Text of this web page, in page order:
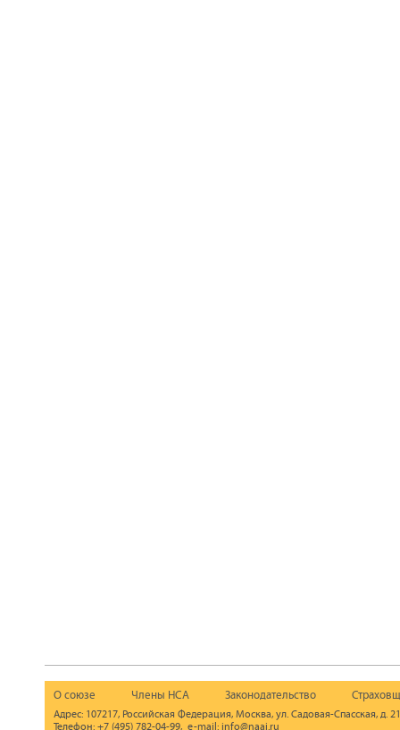
О союзе Члены НСА Законодательство
Адрес: 107217, Российская Федерация, Москва, ул. Садовая-Спасская, д.
Телефон: +7 (495) 782-04-99, e-mail: info@naai.ru